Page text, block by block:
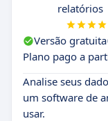
relatórios
Versão gratuita
Plano pago a
Analise seus
um software de
usar.